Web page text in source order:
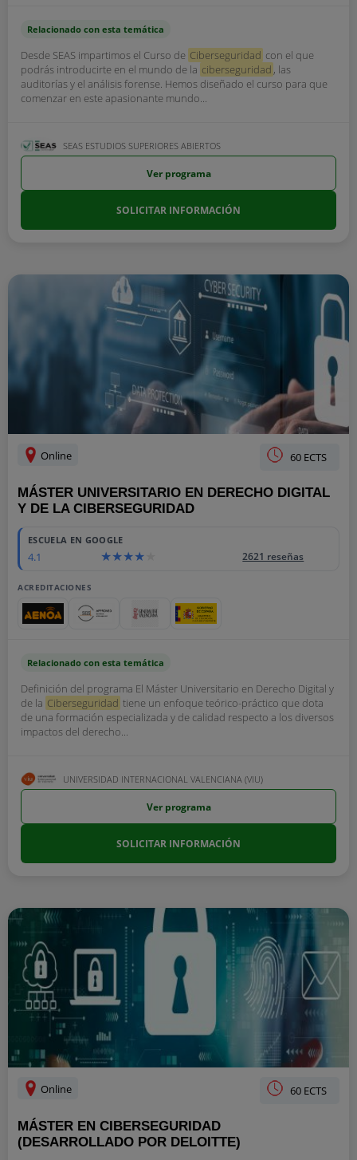
Relacionado con esta temática
Desde SEAS impartimos el Curso de Ciberseguridad con el que
podrás introducirte en el mundo de la ciberseguridad , las
auditorías y el análisis forense. Hemos diseñado el curso para que
comenzar en este apasionante mundo...
SEAS ESTUDIOS SUPERIORES ABIERTOS
Ver programa
SOLICITAR INFORMACIÓN
Online 60 ECTS
MÁSTER UNIVERSITARIO EN DERECHO DIGITAL
Y DE LA CIBERSEGURIDAD
ESCUELA EN GOOGLE
4.1 2621 reseñas
ACREDITACIONES
Relacionado con esta temática
Definición del programa El Máster Universitario en Derecho Digital y
de la Ciberseguridad tiene un enfoque teórico-práctico que dota
de una formación especializada y de calidad respecto a los diversos
impactos del derecho...
UNIVERSIDAD INTERNACIONAL VALENCIANA (VIU)
Ver programa
SOLICITAR INFORMACIÓN
Online 60 ECTS
MÁSTER EN CIBERSEGURIDAD
(DESARROLLADO POR DELOITTE)